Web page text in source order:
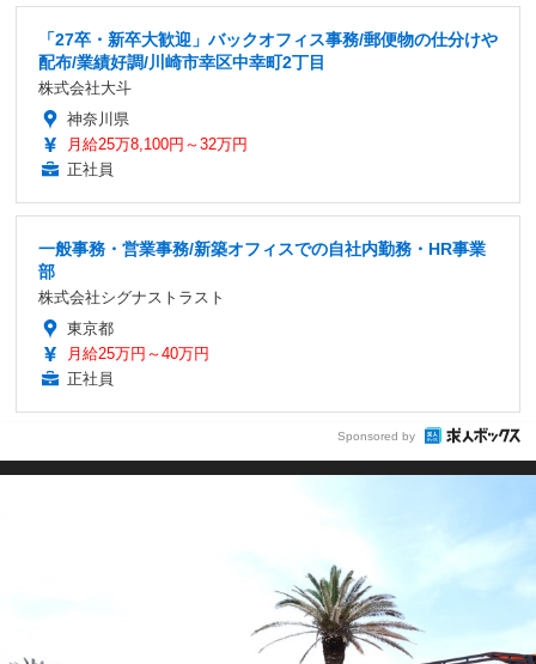
「27卒・新卒大歓迎」バックオフィス事務/郵便物の仕分けや
配布/業績好調/川崎市幸区中幸町2丁目
株式会社大斗
神奈川県
月給25万8,100円～32万円
正社員
一般事務・営業事務/新築オフィスでの自社内勤務・HR事業
部
株式会社シグナストラスト
東京都
月給25万円～40万円
正社員
Sponsored by